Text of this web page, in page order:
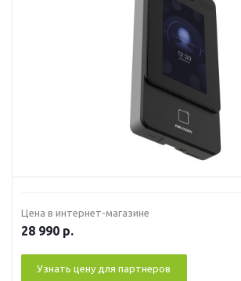
Цена в интернет-магазине
28 990 р.
Узнать цену для партнеров